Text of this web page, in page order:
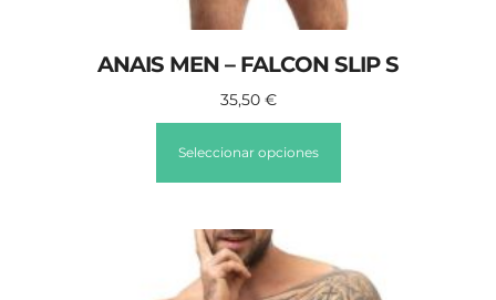
ANAIS MEN – FALCON SLIP S
35,50 €
Seleccionar opciones